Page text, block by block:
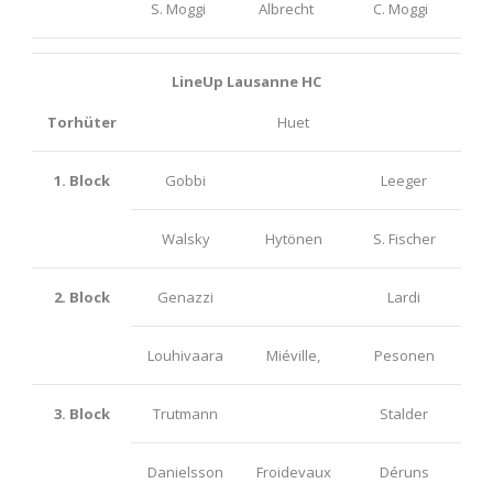
S. Moggi Albrecht C. Moggi
LineUp Lausanne HC
Torhüter Huet
1. Block Gobbi Leeger
Walsky Hytönen S. Fischer
2. Block Genazzi Lardi
Louhivaara Miéville, Pesonen
3. Block Trutmann Stalder
Danielsson Froidevaux Déruns